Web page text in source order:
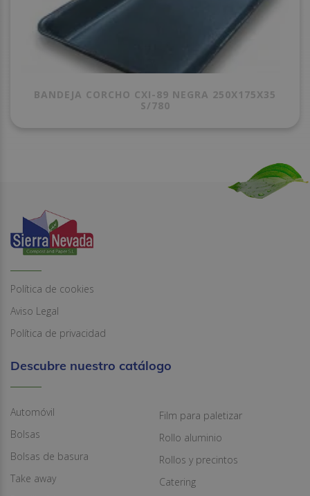
BANDEJA CORCHO CXI-89 NEGRA 250X175X35
S/780
Política de cookies
Aviso Legal
Política de privacidad
Descubre nuestro catálogo
Automóvil
Bolsas
Bolsas de basura
Take away
Film para paletizar
Rollo aluminio
Rollos y precintos
Catering